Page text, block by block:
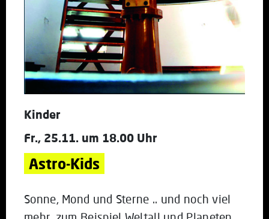
Kinder
Fr., 25.11. um 18.00 Uhr
Astro-Kids
Sonne, Mond und Sterne .. und noch viel